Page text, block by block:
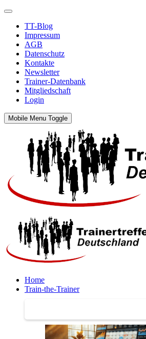
TT-Blog
Impressum
AGB
Datenschutz
Kontakte
Newsletter
Trainer-Datenbank
Mitgliedschaft
Login
Mobile Menu Toggle
Home
Train-the-Trainer